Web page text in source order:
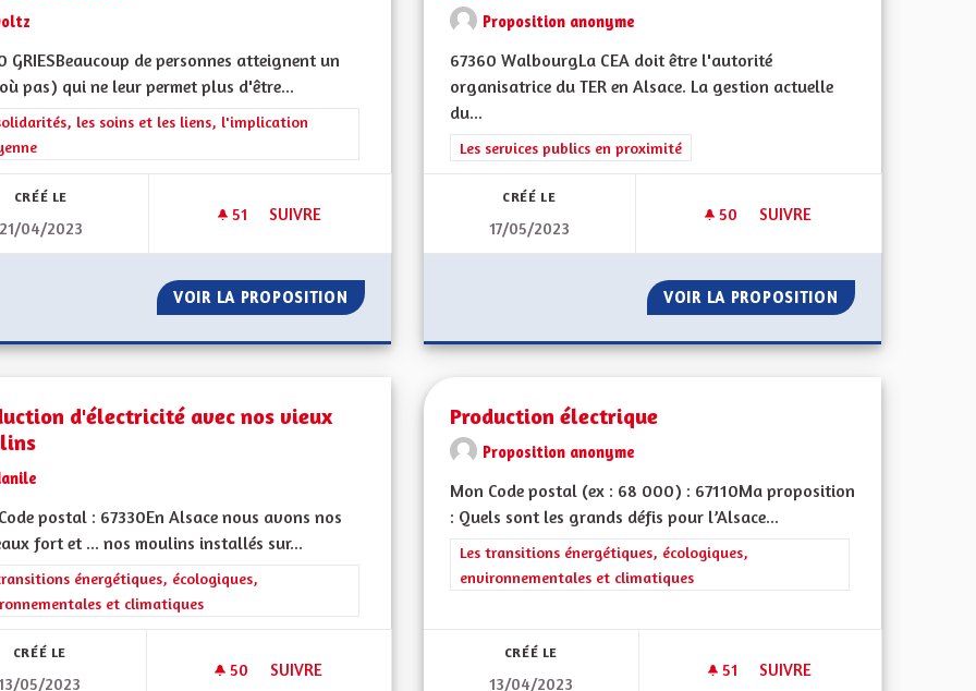
GRIESBeaucoup de personnes atteignent un
pas) qui ne leur permet plus d'être...
les résultats de la catégorie : Les solidarités, les soins et les liens, l'implication citoyenne
les soins et les liens, l'implication
CRÉÉ LE
21/04/2023
51 51 ABONNÉS
SUIVRE
VOIR LA PROPOSITION PRISE EN CHARGE DE LA PERSONNE ÂGÉE "SEMI-AUTONOME".
Proposition anonyme
67360 WalbourgLa CEA doit être l'autorité
organisatrice du TER en Alsace. La gestion actuelle
du...
Filtrer les résultats de la catégorie : Les services publics en proximité
Les services publics en proximité
CRÉÉ LE
17/05/2023
50 50 ABONNÉS
SUIVRE
VOIR LA PROPOSITION PRISE EN
d'électricité avec nos vieux
postal : 67330En Alsace nous avons nos
fort et ... nos moulins installés sur...
les résultats de la catégorie : Les transitions énergétiques, écologiques, environnementales et climatiques
énergétiques, écologiques,
et climatiques
CRÉÉ LE
05/2023
50 50 ABONNÉS
SUIVRE
PRODUCTION D'ÉLECTRICITÉ AVEC NOS VIEUX MOULINS
Production électrique
Proposition anonyme
Mon Code postal (ex : 68 000) : 67110Ma proposition
: Quels sont les grands défis pour l’Alsace...
Filtrer les résultats de la catégorie : Les transitions énergétiques,
Les transitions énergétiques, écologiques,
environnementales et climatiques
CRÉÉ LE
13/04/2023
51 51 ABONNÉS
SUIVRE